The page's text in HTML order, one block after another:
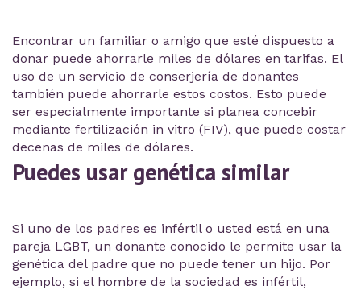
Encontrar un familiar o amigo que esté dispuesto a
donar puede ahorrarle miles de dólares en tarifas. El
uso de un servicio de conserjería de donantes
también puede ahorrarle estos costos. Esto puede
ser especialmente importante si planea concebir
mediante fertilización in vitro (FIV), que puede costar
decenas de miles de dólares.
Puedes usar genética similar
Si uno de los padres es infértil o usted está en una
pareja LGBT, un donante conocido le permite usar la
genética del padre que no puede tener un hijo. Por
ejemplo, si el hombre de la sociedad es infértil,